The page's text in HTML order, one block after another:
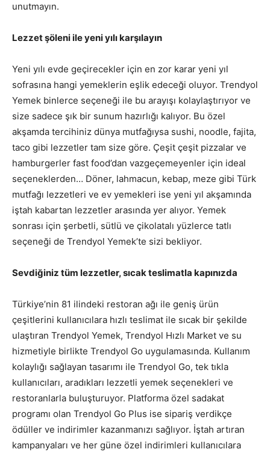
unutmayın.
Lezzet şöleni ile yeni yılı karşılayın
Yeni yılı evde geçirecekler için en zor karar yeni yıl
sofrasına hangi yemeklerin eşlik edeceği oluyor. Trendyol
Yemek binlerce seçeneği ile bu arayışı kolaylaştırıyor ve
size sadece şık bir sunum hazırlığı kalıyor. Bu özel
akşamda tercihiniz dünya mutfağıysa sushi, noodle, fajita,
taco gibi lezzetler tam size göre. Çeşit çeşit pizzalar ve
hamburgerler fast food’dan vazgeçemeyenler için ideal
seçeneklerden… Döner, lahmacun, kebap, meze gibi Türk
mutfağı lezzetleri ve ev yemekleri ise yeni yıl akşamında
iştah kabartan lezzetler arasında yer alıyor. Yemek
sonrası için şerbetli, sütlü ve çikolatalı yüzlerce tatlı
seçeneği de Trendyol Yemek’te sizi bekliyor.
Sevdiğiniz tüm lezzetler, sıcak teslimatla kapınızda
Türkiye’nin 81 ilindeki restoran ağı ile geniş ürün
çeşitlerini kullanıcılara hızlı teslimat ile sıcak bir şekilde
ulaştıran Trendyol Yemek, Trendyol Hızlı Market ve su
hizmetiyle birlikte Trendyol Go uygulamasında. Kullanım
kolaylığı sağlayan tasarımı ile Trendyol Go, tek tıkla
kullanıcıları, aradıkları lezzetli yemek seçenekleri ve
restoranlarla buluşturuyor. Platforma özel sadakat
programı olan Trendyol Go Plus ise sipariş verdikçe
ödüller ve indirimler kazanmanızı sağlıyor. İştah artıran
kampanyaları ve her güne özel indirimleri kullanıcılara